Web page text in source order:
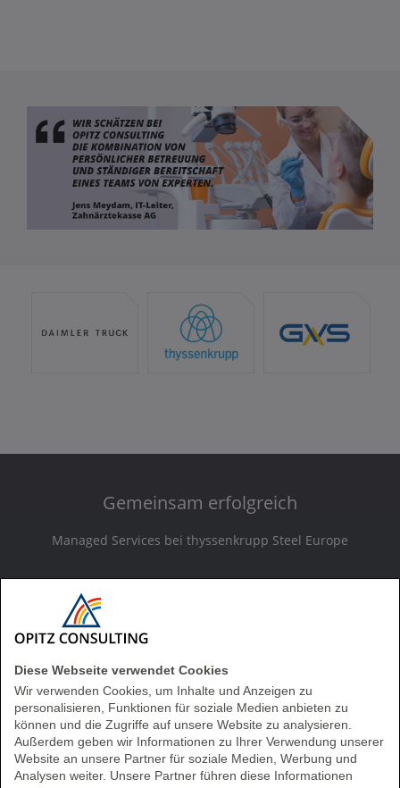
Diese Webseite verwendet Cookies
Wir verwenden Cookies, um Inhalte und Anzeigen zu
personalisieren, Funktionen für soziale Medien anbieten zu
können und die Zugriffe auf unsere Website zu analysieren.
Außerdem geben wir Informationen zu Ihrer Verwendung unserer
Website an unsere Partner für soziale Medien, Werbung und
Analysen weiter. Unsere Partner führen diese Informationen
Gemeinsam erfolgreich
Managed Services bei thyssenkrupp Steel Europe
Play